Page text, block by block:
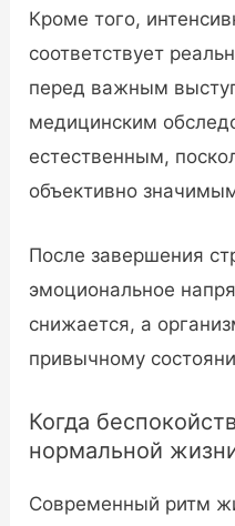
Кроме того,
соответствует
перед важным
медицинским
естественным,
объективно
После завершения
эмоциональное
снижается, а
привычному
Когда
нормальной
Современный ритм